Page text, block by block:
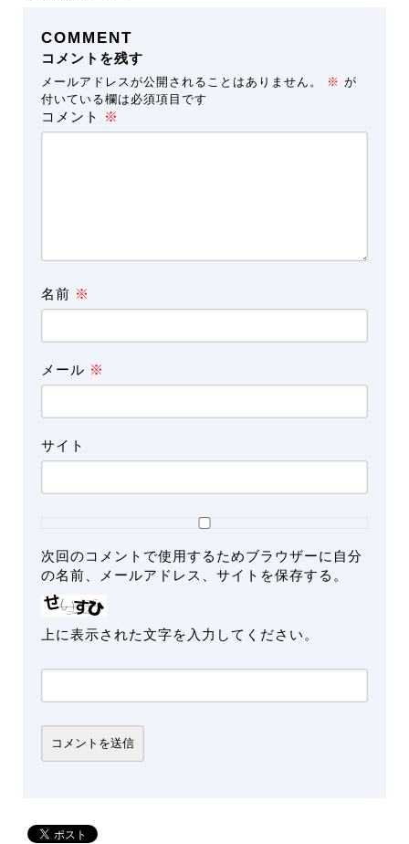
COMMENT
コメントを残す
メールアドレスが公開されることはありません。 ※ が
付いている欄は必須項目です
コメント ※
名前 ※
メール ※
サイト
次回のコメントで使用するためブラウザーに自分
の名前、メールアドレス、サイトを保存する。
上に表示された文字を入力してください。